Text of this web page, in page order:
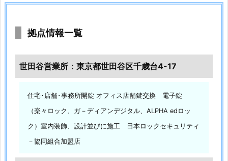
理・
換
事
1.
5.
1.
東
拠点情報一覧
世田谷営業所：東京都世田谷区千歳台4-17
住宅･店舗･事務所開錠 オフィス店舗鍵交換 電子錠
（楽々ロック、ガ－ディアンデジタル、ALPHA edロッ
ク）室内装飾、設計並びに施工 日本ロックセキュリティ
－協同組合加盟店